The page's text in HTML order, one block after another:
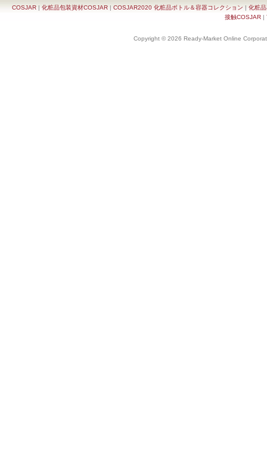
COSJAR | 化粧品包装資材COSJAR | COSJAR2020 化粧品ボトル＆容器コレクション | 化粧
接触COSJAR|
Copyright © 2026 Ready-Market Online